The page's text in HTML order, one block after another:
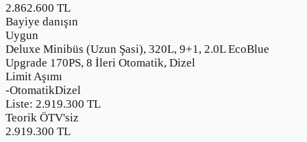
2.862.600 TL
Bayiye danışın
Uygun
Deluxe Minibüs (Uzun Şasi), 320L, 9+1, 2.0L EcoBlue
Upgrade 170PS, 8 İleri Otomatik, Dizel
Limit Aşımı
-OtomatikDizel
Liste: 2.919.300 TL
Teorik ÖTV'siz
2.919.300 TL